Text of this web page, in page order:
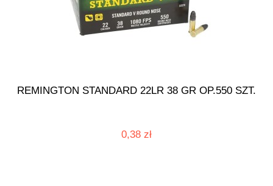
REMINGTON STANDARD 22LR 38 GR OP.550 SZT.
0,38 zł